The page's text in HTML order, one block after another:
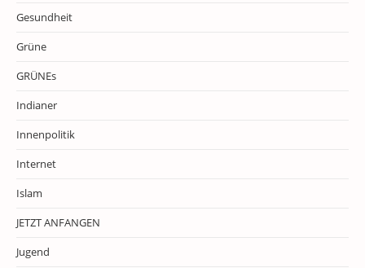
Gesundheit
Grüne
GRÜNEs
Indianer
Innenpolitik
Internet
Islam
JETZT ANFANGEN
Jugend